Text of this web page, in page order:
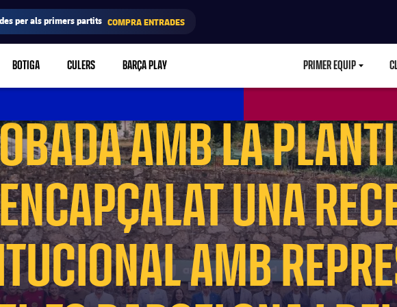
per als primers partits COMPRA ENTRADES
BOTIGA CULERS BARÇA PLAY PRIMER EQUIP
PUIG HA
AMB LA
UNA
AMB